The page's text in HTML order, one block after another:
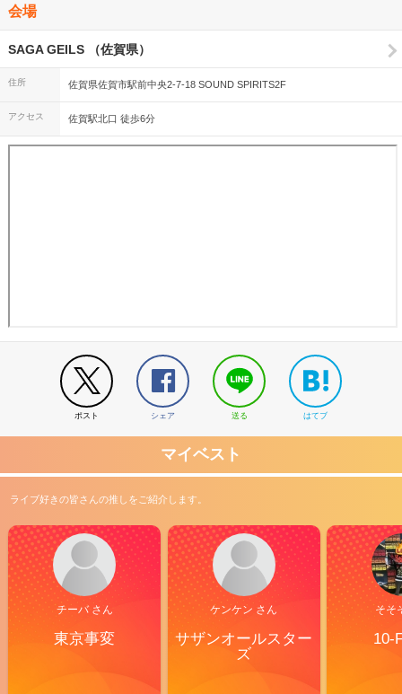
会場
SAGA GEILS （佐賀県）
住所 佐賀県佐賀市駅前中央2-7-18 SOUND SPIRITS2F
アクセス 佐賀駅北口 徒歩6分
ポスト シェア 送る はてブ
マイベスト
ライブ好きの皆さんの推しをご紹介します。
チーバ さん
東京事変
ケンケン さん
サザンオールスター
ズ
そそ
10-